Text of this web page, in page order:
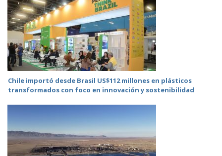
Chile importó desde Brasil US$112 millones en plásticos
transformados con foco en innovación y sostenibilidad